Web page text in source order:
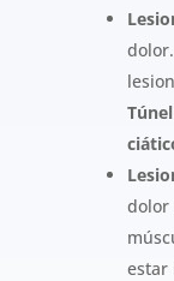
dolor
estar